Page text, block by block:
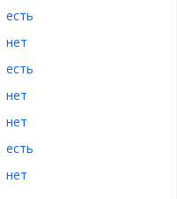
есть
нет
есть
нет
нет
есть
нет